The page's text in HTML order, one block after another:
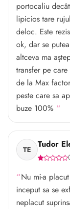
portocaliu
lipicios tare
deloc. Este
ok, dar se
altceva ma
transfer pe
de la Max
peste care sa
buze 100%
TE Tudor
Nu mi-a
inceput sa se
neplacut